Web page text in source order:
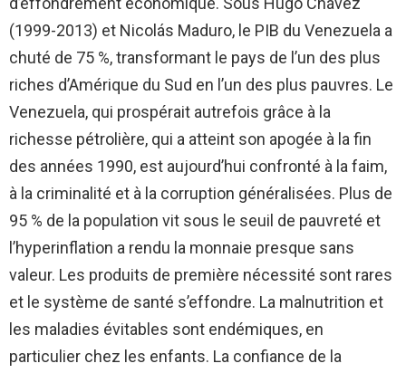
(1999-2013) et Nicolás Maduro, le PIB du Venezuela a
chuté de 75 %, transformant le pays de l’un des plus
riches d’Amérique du Sud en l’un des plus pauvres. Le
Venezuela, qui prospérait autrefois grâce à la
richesse pétrolière, qui a atteint son apogée à la fin
des années 1990, est aujourd’hui confronté à la faim,
à la criminalité et à la corruption généralisées. Plus de
95 % de la population vit sous le seuil de pauvreté et
l’hyperinflation a rendu la monnaie presque sans
valeur. Les produits de première nécessité sont rares
et le système de santé s’effondre. La malnutrition et
les maladies évitables sont endémiques, en
particulier chez les enfants. La confiance de la